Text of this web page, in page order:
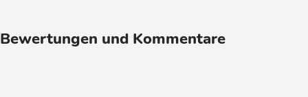
Bewertungen und Kommentare